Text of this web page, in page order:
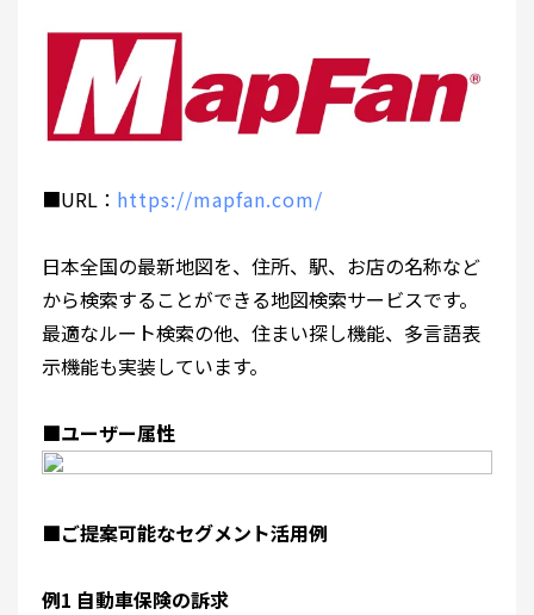
■URL： https://mapfan.com/
日本全国の最新地図を、住所、駅、お店の名称など
から検索することができる地図検索サービスです。
最適なルート検索の他、住まい探し機能、多言語表
示機能も実装しています。
■ユーザー属性
■ご提案可能なセグメント活用例
例1 自動車保険の訴求